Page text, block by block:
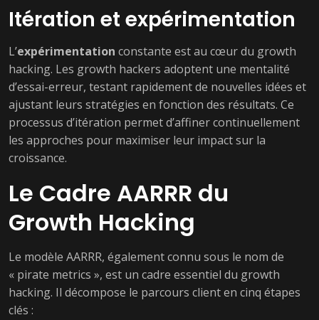
Itération et expérimentation
L’expérimentation constante est au cœur du growth
hacking. Les growth hackers adoptent une mentalité
d’essai-erreur, testant rapidement de nouvelles idées et
ajustant leurs stratégies en fonction des résultats. Ce
processus d’itération permet d’affiner continuellement
les approches pour maximiser leur impact sur la
croissance.
Le Cadre AARRR du
Growth Hacking
Le modèle AARRR, également connu sous le nom de
« pirate metrics », est un cadre essentiel du growth
hacking. Il décompose le parcours client en cinq étapes
clés :